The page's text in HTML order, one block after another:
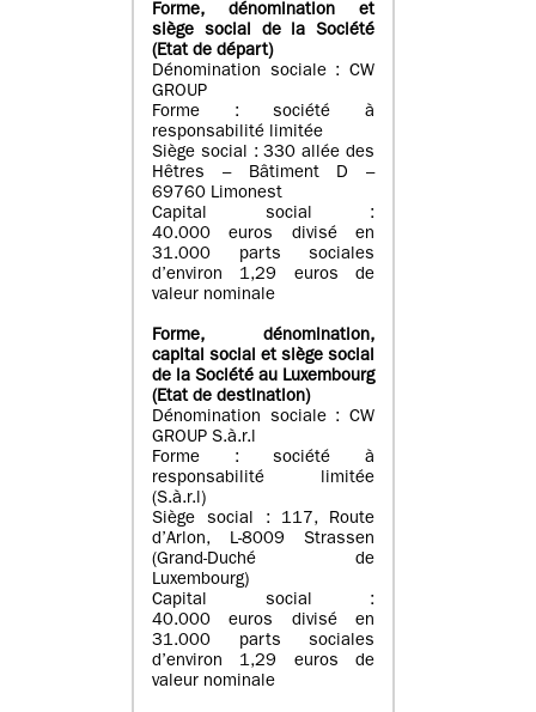
Forme, dénomination et
siège social de la Société
(Etatde départ)
Dénomination sociale : CW
GROUP
Forme : société à
responsabilité limitée
Siège social : 330 allée des
Hêtres – Bâtiment D –
69760 Limonest
Capital social :
40.000 euros divisé en
31.000 parts sociales
d’environ 1,29 euros de
valeur nominale
Forme, dénomination,
capital social et siège social
de la Société au Luxembourg
(Etat de destination)
Dénomination sociale : CW
GROUP S.à.r.l
Forme : société à
responsabilité limitée
(S.à.r.l)
Siège social : 117, Route
d’Arlon, L-8009 Strassen
(Grand-Duché de
Luxembourg)
Capital social :
40.000 euros divisé en
31.000 parts sociales
d’environ 1,29 euros de
valeur nominale